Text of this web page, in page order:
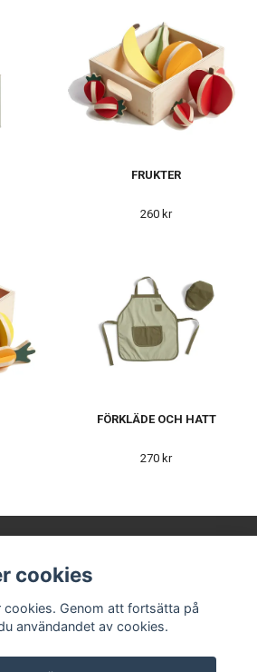
FRUKTER
260 kr
FÖRKLÄDE OCH HATT
270 kr
cookies
cookies. Genom att fortsätta på
användandet av cookies.